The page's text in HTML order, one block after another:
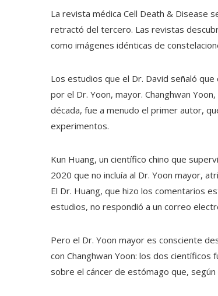
La revista médica Cell Death & Disease
retractó del tercero. Las revistas
como imágenes idénticas de
Los estudios que el Dr. David señaló
por el Dr. Yoon, mayor. Changhwan
década, fue a menudo el primer autor,
experimentos.
Kun Huang, un científico chino que
2020 que no incluía al Dr. Yoon mayor,
El Dr. Huang, que hizo los comentarios
estudios, no respondió a un correo
Pero el Dr. Yoon mayor es consciente
con Changhwan Yoon: los dos
sobre el cáncer de estómago que,